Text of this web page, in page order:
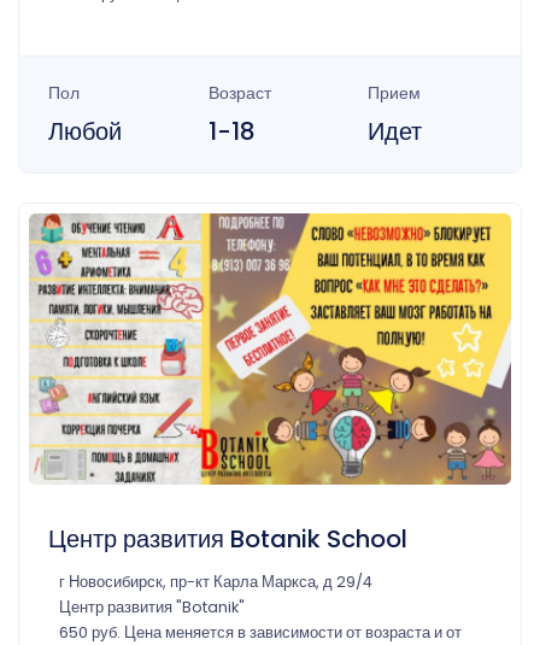
Пол
Любой
Возраст
1-18
Прием
Идет
Центр развития Botanik School
г Новосибирск, пр-кт Карла Маркса, д 29/4
Центр развития "Botanik"
650 руб. Цена меняется в зависимости от возраста и от